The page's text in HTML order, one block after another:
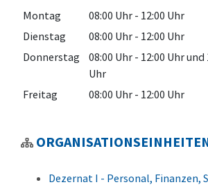
Montag 08:00 Uhr - 12:00 Uhr
Dienstag
08:00 Uhr - 12:00 Uhr
Donnerstag
08:00 Uhr - 12:00 Uhrund
Uhr
Freitag
08:00 Uhr - 12:00 Uhr
Dezernat I - Personal, Finanzen,